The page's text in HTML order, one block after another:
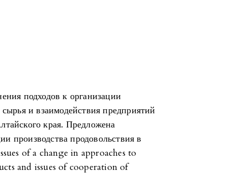
подходов к организации
сырья и взаимодействия предприятий
края. Предложена
производства продовольствия в
of a change in approaches to
and issues of cooperation of